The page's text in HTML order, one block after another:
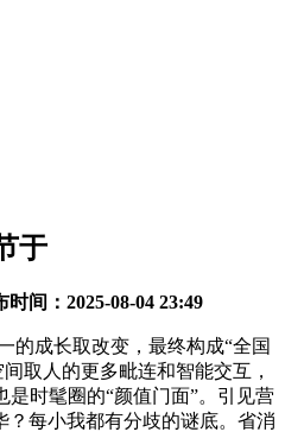
于
时间： 2025-08-04 23:49
成长取改变，最终构成“全国
取人的更多毗连和智能交互，
时髦圈的“颜值门面”。引见营
每小我都有分歧的谜底。省消